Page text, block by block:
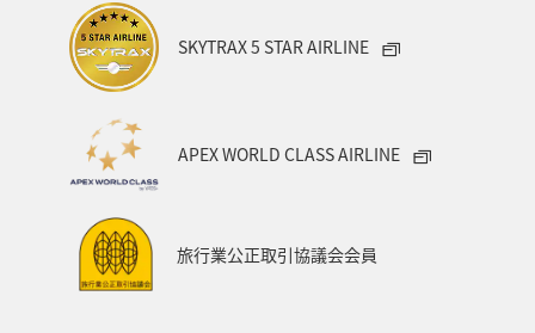
SKYTRAX 5 STAR AIRLINE
APEX WORLD CLASS AIRLINE
旅行業公正取引協議会会員